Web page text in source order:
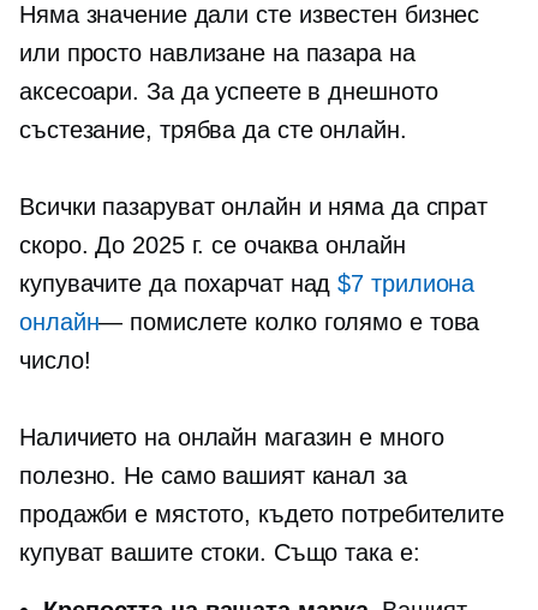
Няма значение дали сте известен бизнес
или просто навлизане на пазара на
аксесоари. За да успеете в днешното
състезание, трябва да сте онлайн.
Всички пазаруват онлайн и няма да спрат
скоро. До 2025 г. се очаква онлайн
купувачите да похарчат над$7 трилиона
онлайн— помислете колко голямо е това
число!
Наличието на онлайн магазин е много
полезно. Не само вашият канал за
продажби е мястото, където потребителите
купуват вашите стоки. Също така е: